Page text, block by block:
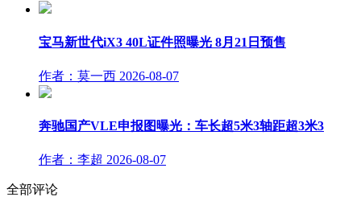
宝马新世代iX3 40L证件照曝光 8月21日预售
作者：莫一西 2026-08-07
奔驰国产VLE申报图曝光：车长超5米3轴距超3米3
作者：李超 2026-08-07
全部评论